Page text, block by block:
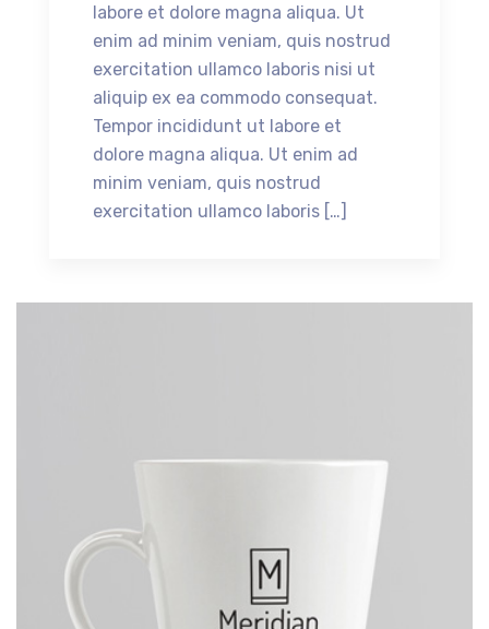
labore et dolore magna aliqua. Ut
enim ad minim veniam, quis nostrud
exercitation ullamco laboris nisi ut
aliquip ex ea commodo consequat.
Tempor incididunt ut labore et
dolore magna aliqua. Ut enim ad
minim veniam, quis nostrud
exercitation ullamco laboris […]